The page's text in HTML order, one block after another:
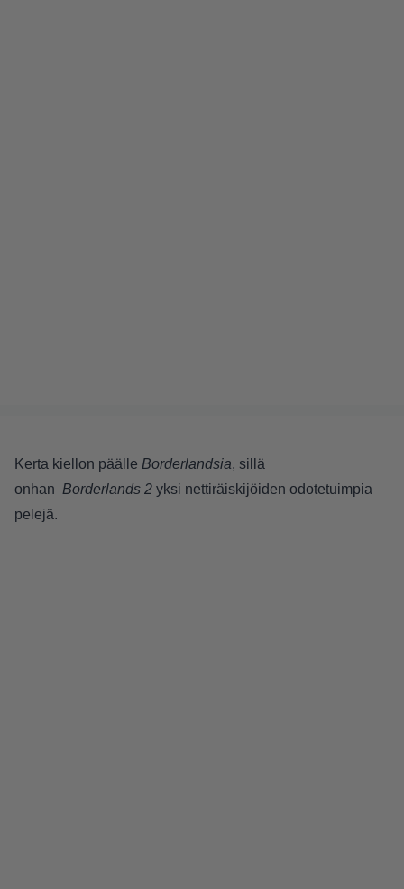
Kerta kiellon päälle Borderlandsia, sillä
onhan Borderlands 2 yksi nettiräiskijöiden odotetuimpia
pelejä.